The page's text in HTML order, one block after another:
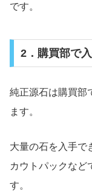
です。
2．購買部で
純正源石は購買部
ます。
大量の石を入手で
カウトパックなど
す。